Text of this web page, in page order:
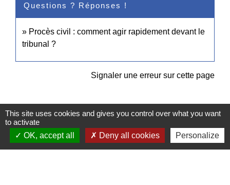
Questions ? Réponses !
Procès civil : comment agir rapidement devant le
tribunal ?
Signaler une erreur sur cette page
Contacts
This site uses cookies and gives you control over what you want
to activate
OK, accept all
Deny all cookies Personalize